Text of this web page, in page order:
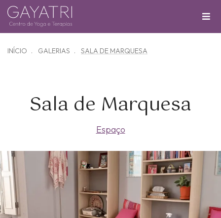
INÍCIO GALERIAS SALA DE MARQUESA
Sala de Marquesa
Espaço
Zoom